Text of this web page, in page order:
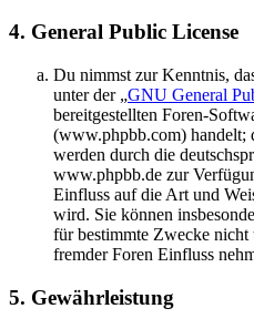
4. General Public License
Du nimmst zur Kenntnis,
unter der „GNU General
bereitgestellten Foren-
(www.phpbb.com) handelt;
werden durch die
www.phpbb.de zur
Einfluss auf die Art und
wird. Sie können
für bestimmte Zwecke nicht
fremder Foren Einfluss
5. Gewährleistung